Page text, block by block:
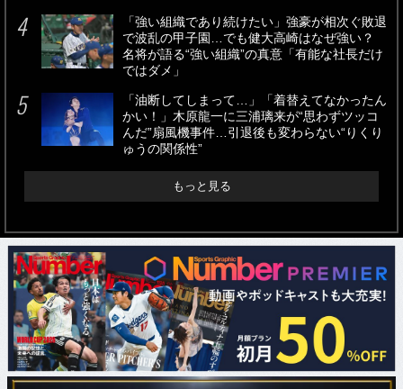
「強い組織であり続けたい」強豪が相次ぐ敗退
で波乱の甲子園…でも健大高崎はなぜ強い？
名将が語る“強い組織”の真意「有能な社長だけ
ではダメ」
「油断してしまって…」「着替えてなかったん
かい！」木原龍一に三浦璃来が“思わずツッコ
んだ”扇風機事件…引退後も変わらない“りくり
ゅうの関係性”
もっと見る